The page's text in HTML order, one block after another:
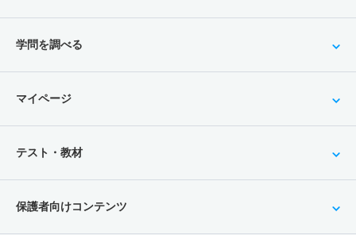
学問を調べる
マイページ
テスト・教材
保護者向けコンテンツ